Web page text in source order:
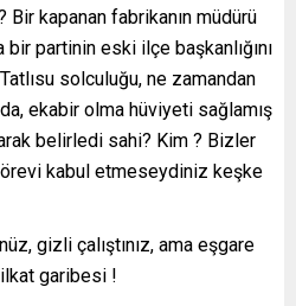
kapanan fabrikanın müdürü
partinin eski ilçe başkanlığını
Tatlısu solculuğu, ne zamandan
ekabir olma hüviyeti sağlamış
belirledi sahi? Kim ? Bizler
kabul etmeseydiniz keşke
gizli çalıştınız, ama eşgare
garibesi !